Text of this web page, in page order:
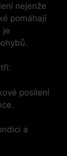
nejenže
pomáhají
je
posílení
a